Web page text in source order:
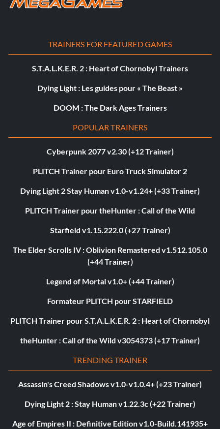
TRAINERS FOR FEATURED GAMES
S.T.A.L.K.E.R. 2 : Heart of Chornobyl Trainers
Dying Light : Les guides pour « The Beast »
DOOM : The Dark Ages Trainers
POPULAR TRAINERS
Cyberpunk 2077 v2.30 (+12 Trainer)
PLITCH Trainer pour Euro Truck Simulator 2
Dying Light 2 Stay Human v1.0-v1.24+ (+33 Trainer)
PLITCH Trainer pour theHunter : Call of the Wild
Starfield v1.15.222.0 (+27 Trainer)
The Elder Scrolls IV : Oblivion Remastered v1.512.105.0
(+44 Trainer)
Legend of Mortal v1.0+ (+44 Trainer)
Formateur PLITCH pour STARFIELD
PLITCH Trainer pour S.T.A.L.K.E.R. 2 : Heart of Chornobyl
theHunter : Call of the Wild v3054373 (+17 Trainer)
TRENDING TRAINER
Assassin's Creed Shadows v1.0-v1.0.4+ (+23 Trainer)
Dying Light 2 : Stay Human v1.22.3c (+22 Trainer)
Age of Empires II : Definitive Edition v1.0-Build.141935+